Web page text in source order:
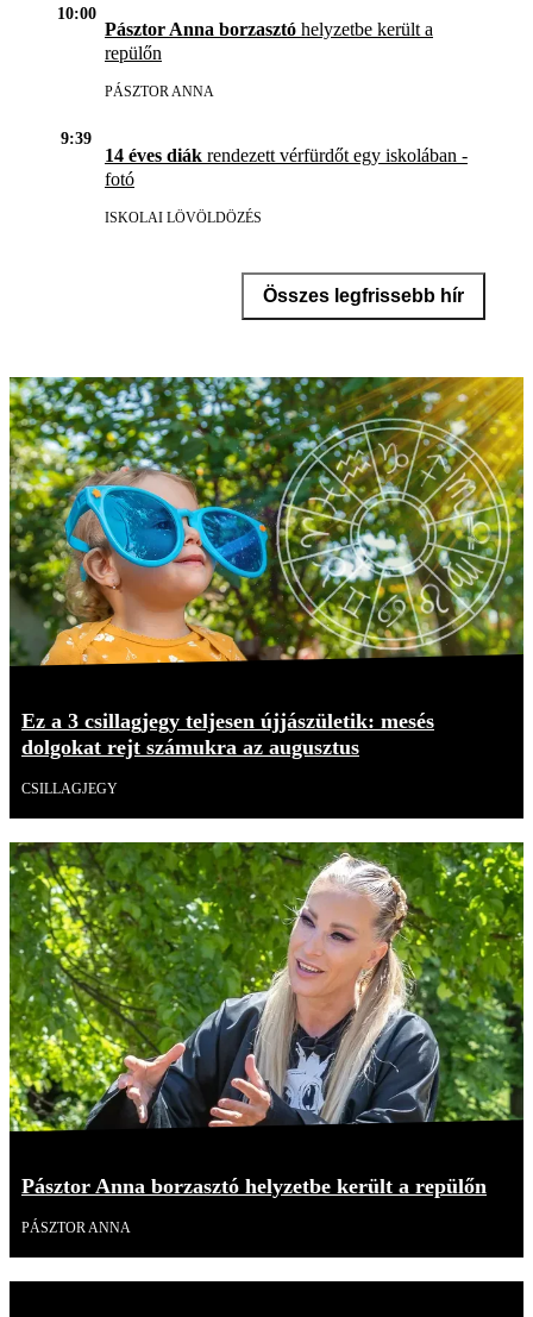
10:00
Pásztor Anna borzasztó helyzetbe került a
repülőn
PÁSZTOR ANNA
9:39
14 éves diák rendezett vérfürdőt egy iskolában -
fotó
ISKOLAI LÖVÖLDÖZÉS
Összes legfrissebb hír
Ez a 3 csillagjegy teljesen újjászületik: mesés
dolgokat rejt számukra az augusztus
CSILLAGJEGY
Pásztor Anna borzasztó helyzetbe került a repülőn
PÁSZTOR ANNA